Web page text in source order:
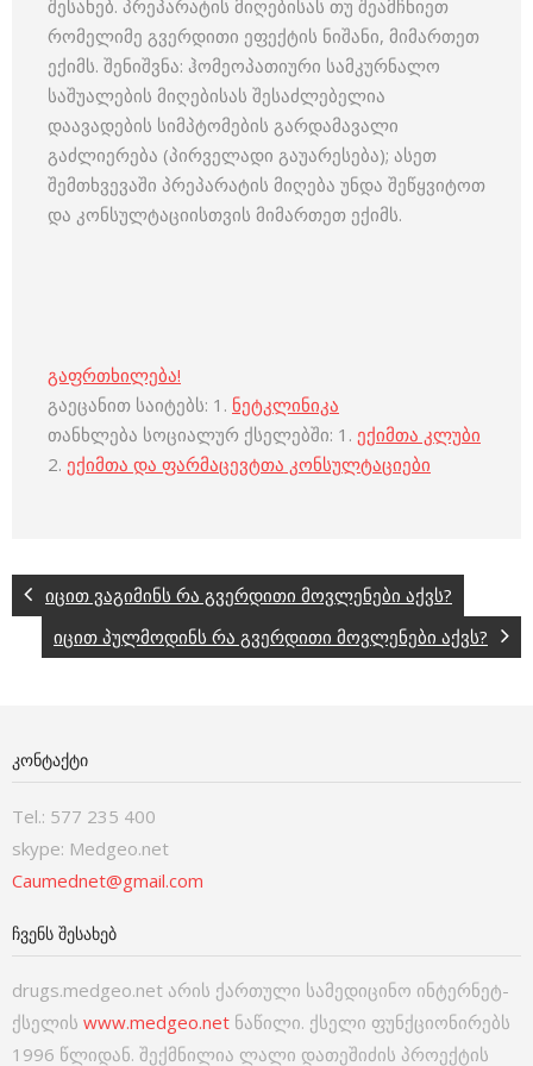
შესახებ. პრეპარატის მიღებისას თუ შეამჩნიეთ
რომელიმე გვერდითი ეფექტის ნიშანი, მიმართეთ
ექიმს. შენიშვნა: ჰომეოპათიური სამკურნალო
საშუალების მიღებისას შესაძლებელია
დაავადების სიმპტომების გარდამავალი
გაძლიერება (პირველადი გაუარესება); ასეთ
შემთხვევაში პრეპარატის მიღება უნდა შეწყვიტოთ
და კონსულტაციისთვის მიმართეთ ექიმს.
გაფრთხილება!
გაეცანით საიტებს: 1. ნეტკლინიკა
თანხლება სოციალურ ქსელებში: 1. ექიმთა კლუბი
2. ექიმთა და ფარმაცევტთა კონსულტაციები
იცით ვაგიმინს რა გვერდითი მოვლენები აქვს?
იცით პულმოდინს რა გვერდითი მოვლენები აქვს?
ᲙᲝᲜᲢᲐᲥᲢᲘ
Tel.: 577 235 400
skype: Medgeo.net
Caumednet@gmail.com
ᲩᲕᲔᲜᲡ ᲨᲔᲡᲐᲮᲔᲑ
drugs.medgeo.net არის ქართული სამედიცინო ინტერნეტ-
ქსელის www.medgeo.net ნაწილი. ქსელი ფუნქციონირებს
1996 წლიდან. შექმნილია ლალი დათეშიძის პროექტის